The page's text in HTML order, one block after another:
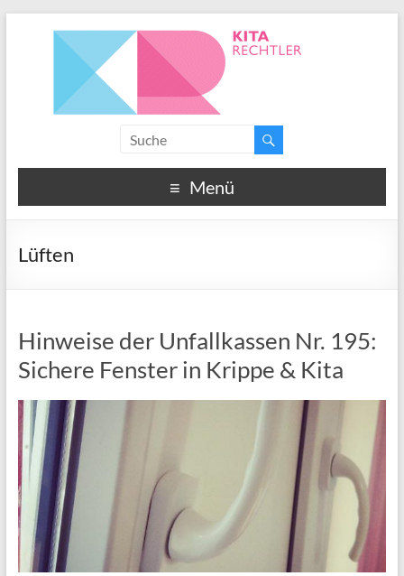
Menü
Lüften
Hinweise der Unfallkassen Nr. 195:
Sichere Fenster in Krippe & Kita